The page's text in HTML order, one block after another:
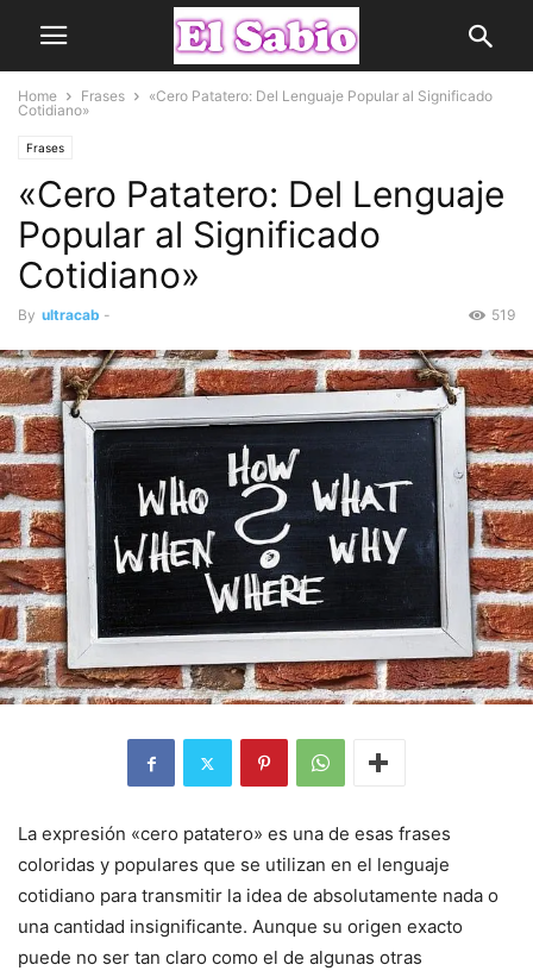
Home Frases
«Cero Patatero: Del Lenguaje Popular al Significado
Cotidiano»
Frases
«Cero Patatero: Del Lenguaje
Popular al Significado
Cotidiano»
By ultracab - 519
La expresión «cero patatero» es una de esas frases
coloridas y populares que se utilizan en el lenguaje
cotidiano para transmitir la idea de absolutamente nada o
una cantidad insignificante. Aunque su origen exacto
puede no ser tan claro como el de algunas otras